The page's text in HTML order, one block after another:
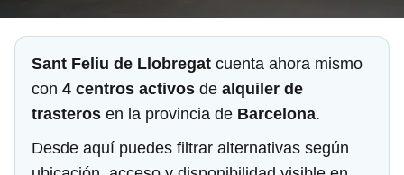
Sant Feliu de Llobregat cuenta ahora mismo
con 4 centros activos de alquiler de
trasteros en la provincia de Barcelona.
Desde aquí puedes filtrar alternativas según